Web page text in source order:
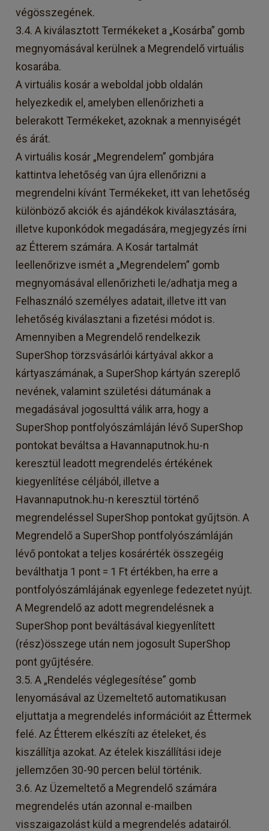
végösszegének.
3.4. A kiválasztott Termékeket a „Kosárba” gomb
megnyomásával kerülnek a Megrendelő virtuális
kosarába.
A virtuális kosár a weboldal jobb oldalán
helyezkedik el, amelyben ellenőrizheti a
belerakott Termékeket, azoknak a mennyiségét
és árát.
A virtuális kosár „Megrendelem” gombjára
kattintva lehetőség van újra ellenőrizni a
megrendelni kívánt Termékeket, itt van lehetőség
különböző akciók és ajándékok kiválasztására,
illetve kuponkódok megadására, megjegyzés írni
az Étterem számára. A Kosár tartalmát
leellenőrizve ismét a „Megrendelem” gomb
megnyomásával ellenőrizheti le/adhatja meg a
Felhasználó személyes adatait, illetve itt van
lehetőség kiválasztani a fizetési módot is.
Amennyiben a Megrendelő rendelkezik
SuperShop törzsvásárlói kártyával akkor a
kártyaszámának, a SuperShop kártyán szereplő
nevének, valamint születési dátumának a
megadásával jogosulttá válik arra, hogy a
SuperShop pontfolyószámláján lévő SuperShop
pontokat beváltsa a Havannaputnok.hu-n
keresztül leadott megrendelés értékének
kiegyenlítése céljából, illetve a
Havannaputnok.hu-n keresztül történő
megrendeléssel SuperShop pontokat gyűjtsön. A
Megrendelő a SuperShop pontfolyószámláján
lévő pontokat a teljes kosárérték összegéig
beválthatja 1 pont = 1 Ft értékben, ha erre a
pontfolyószámlájának egyenlege fedezetet nyújt.
A Megrendelő az adott megrendelésnek a
SuperShop pont beváltásával kiegyenlített
(rész)összege után nem jogosult SuperShop
pont gyűjtésére.
3.5. A „Rendelés véglegesítése” gomb
lenyomásával az Üzemeltető automatikusan
eljuttatja a megrendelés információit az Éttermek
felé. Az Étterem elkészíti az ételeket, és
kiszállítja azokat. Az ételek kiszállítási ideje
jellemzően 30-90 percen belül történik.
3.6. Az Üzemeltető a Megrendelő számára
megrendelés után azonnal e-mailben
visszaigazolást küld a megrendelés adatairól.